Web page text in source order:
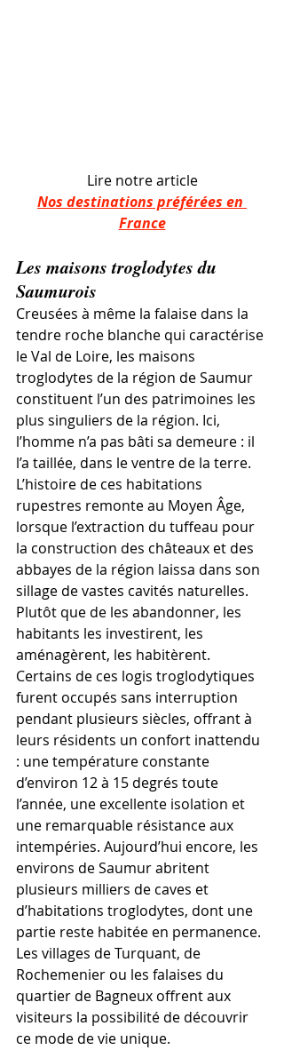
Lire notre article
Nos destinations préférées en
France
Les maisons troglodytes du
Saumurois
Creusées à même la falaise dans la
tendre roche blanche qui caractérise
le Val de Loire, les maisons
troglodytes de la région de Saumur
constituent l’un des patrimoines les
plus singuliers de la région. Ici,
l’homme n’a pas bâti sa demeure : il
l’a taillée, dans le ventre de la terre.
L’histoire de ces habitations
rupestres remonte au Moyen Âge,
lorsque l’extraction du tuffeau pour
la construction des châteaux et des
abbayes de la région laissa dans son
sillage de vastes cavités naturelles.
Plutôt que de les abandonner, les
habitants les investirent, les
aménagèrent, les habitèrent.
Certains de ces logis troglodytiques
furent occupés sans interruption
pendant plusieurs siècles, offrant à
leurs résidents un confort inattendu
: une température constante
d’environ 12 à 15 degrés toute
l’année, une excellente isolation et
une remarquable résistance aux
intempéries. Aujourd’hui encore, les
environs de Saumur abritent
plusieurs milliers de caves et
d’habitations troglodytes, dont une
partie reste habitée en permanence.
Les villages de Turquant, de
Rochemenier ou les falaises du
quartier de Bagneux offrent aux
visiteurs la possibilité de découvrir
ce mode de vie unique.